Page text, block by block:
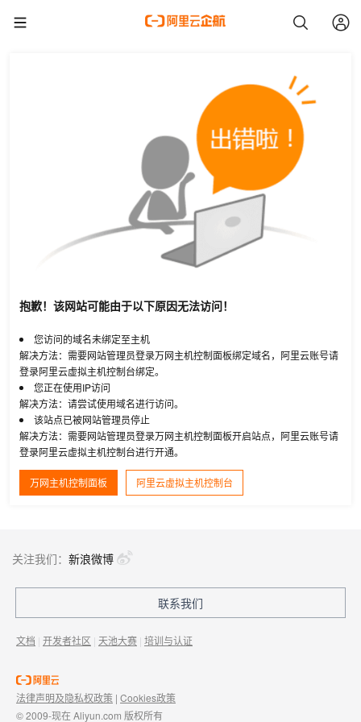
抱歉！该网站可能由于以下原因无法访问！
您访问的域名未绑定至主机
解决方法：需要网站管理员登录万网主机控制面板绑定域名，阿里云账号请
登录阿里云虚拟主机控制台绑定。
您正在使用IP访问
解决方法：请尝试使用域名进行访问。
该站点已被网站管理员停止
解决方法：需要网站管理员登录万网主机控制面板开启站点，阿里云账号请
登录阿里云虚拟主机控制台进行开通。
万网主机控制面板 阿里云虚拟主机控制台